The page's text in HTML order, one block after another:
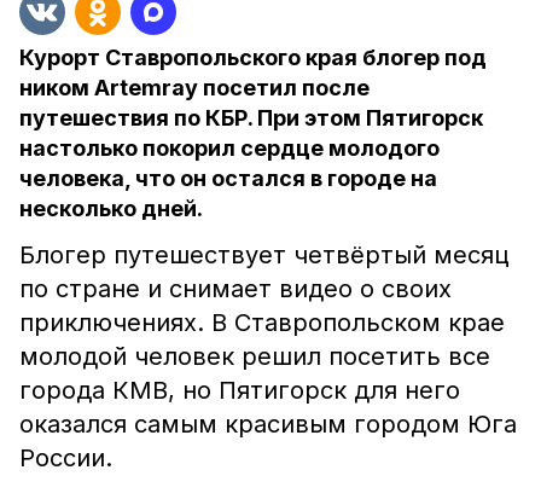
Курорт Ставропольского края блогер под
ником Artemray посетил после
путешествия по КБР. При этом Пятигорск
настолько покорил сердце молодого
человека, что он остался в городе на
несколько дней.
Блогер путешествует четвёртый месяц
по стране и снимает видео о своих
приключениях. В Ставропольском крае
молодой человек решил посетить все
города КМВ, но Пятигорск для него
оказался самым красивым городом Юга
России.